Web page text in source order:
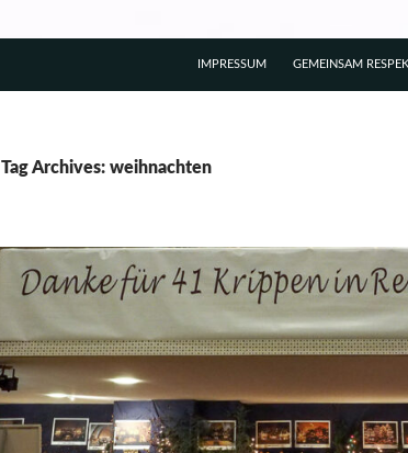
GEMEINSAM
IMPRESSUM
Tag Archives: weihnachten